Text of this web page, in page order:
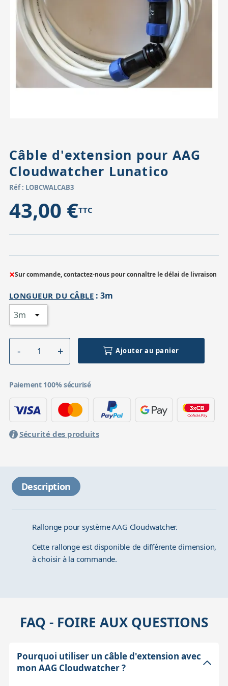
Accessoires pour montures
Têtes
Pièces détachées
Câble d'extension pour AAG
Cloudwatcher Lunatico
Réf : LOBCWALCAB3
43,00 €TTC
×Sur commande, contactez-nous pour connaître le délai de livraison
LONGUEUR DU CÂBLE :3m
Ajouter au panier
Paiement 100% sécurisé
Sécurité des produits
Description
Rallonge pour système AAG Cloudwatcher.
Cette rallonge est disponible de différente dimension,
à choisir à la commande.
FAQ - FOIRE AUX QUESTIONS
Pourquoi utiliser un câble d'extension avec
mon AAG Cloudwatcher ?